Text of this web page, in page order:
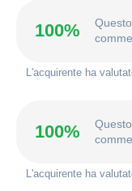
100%
L'acquirente ha
100%
L'acquirente ha